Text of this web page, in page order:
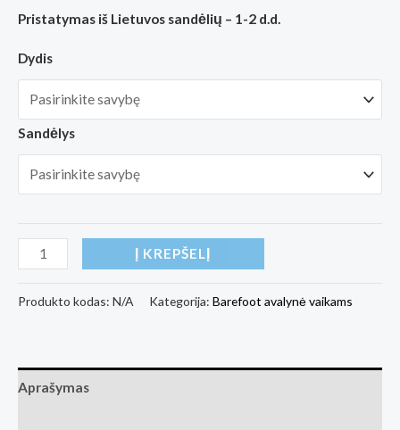
Pristatymas iš Lietuvos sandėlių – 1-2 d.d.
Dydis
Sandėlys
produkto
Vaikiški
3F
bar3foot
Į KREPŠELĮ
Produkto kodas: N/A Kategorija: Barefoot avalynė vaikams
Aprašymas